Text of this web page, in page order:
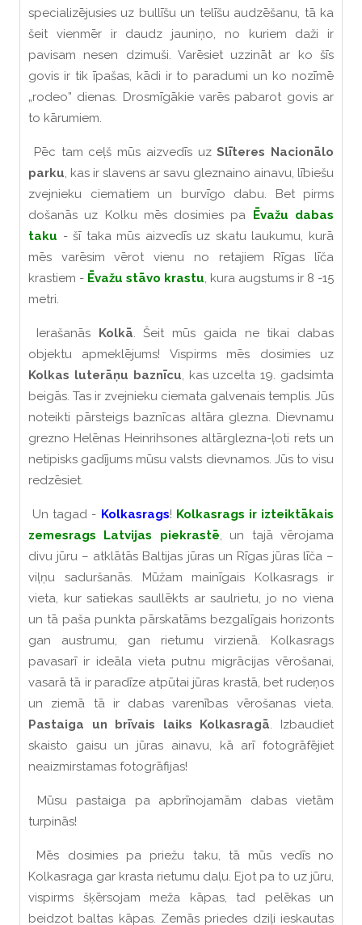
specializējusies uz bullīšu un telīšu audzēšanu, tā ka
šeit vienmēr ir daudz jauniņo, no kuriem daži ir
pavisam nesen dzimuši. Varēsiet uzzināt ar ko šīs
govis ir tik īpašas, kādi ir to paradumi un ko nozīmē
„rodeo” dienas. Drosmīgākie varēs pabarot govis ar
to kārumiem.
Pēc tam ceļš mūs aizvedīs uzSlīteres Nacionālo
parku, kas ir slavens ar savu gleznaino ainavu, lībiešu
zvejnieku ciematiem un burvīgo dabu. Bet pirms
došanās uz Kolku mēs dosimies pa Ēvažu dabas
taku - šī taka mūs aizvedīs uz skatu laukumu, kurā
mēs varēsim vērot vienu no retajiem Rīgas līča
krastiem - Ēvažu stāvo krastu, kura augstums ir 8 -15
metri.
Ierašanās Kolkā. Šeit mūs gaida ne tikai dabas
objektu apmeklējums! Vispirms mēs dosimies uz
Kolkas luterāņu baznīcu, kas uzcelta 19. gadsimta
beigās. Tas ir zvejnieku ciemata galvenais templis. Jūs
noteikti pārsteigs baznīcas altāra glezna. Dievnamu
grezno Helēnas Heinrihsones altārglezna-ļoti rets un
netipisks gadījums mūsu valsts dievnamos. Jūs to visu
redzēsiet.
Un tagad - Kolkasrags! Kolkasrags ir izteiktākais
zemesrags Latvijas piekrastē, un tajā vērojama
divu jūru – atklātās Baltijas jūras un Rīgas jūras līča –
viļņu saduršanās. Mūžam mainīgais Kolkasrags ir
vieta, kur satiekas saullēkts ar saulrietu, jo no viena
un tā paša punkta pārskatāms bezgalīgais horizonts
gan austrumu, gan rietumu virzienā. Kolkasrags
pavasarī ir ideāla vieta putnu migrācijas vērošanai,
vasarā tā ir paradīze atpūtai jūras krastā, bet rudeņos
un ziemā tā ir dabas varenības vērošanas vieta.
Pastaiga un brīvais laiks Kolkasragā. Izbaudiet
skaisto gaisu un jūras ainavu, kā arī fotogrāfējiet
neaizmirstamas fotogrāfijas!
Mūsu pastaiga pa apbrīnojamām dabas vietām
turpinās!
Mēs dosimies pa priežu taku, tā mūs vedīs no
Kolkasraga gar krasta rietumu daļu. Ejot pa to uz jūru,
vispirms šķērsojam meža kāpas, tad pelēkas un
beidzot baltas kāpas. Zemās priedes dziļi ieskautas